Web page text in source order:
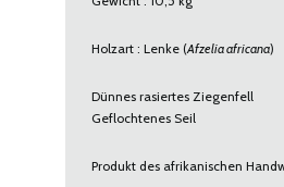
Holzart : Lenke (Afzelia africana)
Dünnes rasiertes Ziegenfell
Geflochtenes Seil
Produkt des afrikanischen